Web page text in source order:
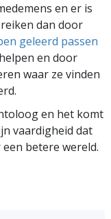
en er is
dan door
geleerd passen
en door
waar ze vinden
en het komt
vaardigheid dat
betere wereld.